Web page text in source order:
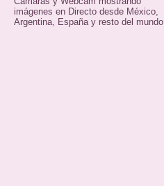
imágenes en Directo desde México,
Argentina, España y resto del mundo.